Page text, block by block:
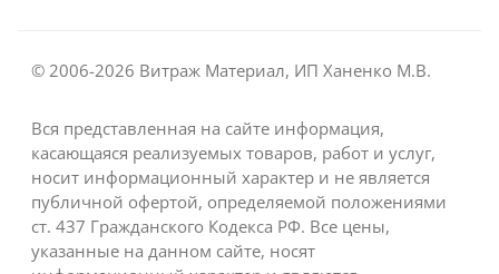
© 2006-2026 Витраж Материал, ИП Ханенко М.В.
Вся представленная на сайте информация,
касающаяся реализуемых товаров, работ и услуг,
носит информационный характер и не является
публичной офертой, определяемой положениями
ст. 437 Гражданского Кодекса РФ. Все цены,
указанные на данном сайте, носят